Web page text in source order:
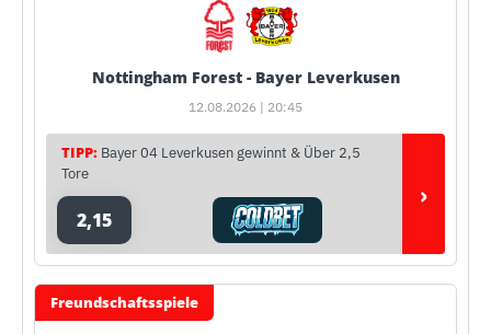
Nottingham Forest - Bayer Leverkusen
12.08.2026 | 20:45
TIPP: Bayer 04 Leverkusen gewinnt & Über 2,5
Tore
2,15
›
Freundschaftsspiele